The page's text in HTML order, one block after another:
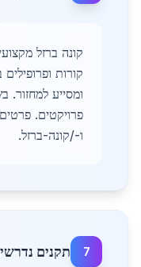
קונה ברזל
קורות
ו-/קונה-ברזל.
7 תקנים